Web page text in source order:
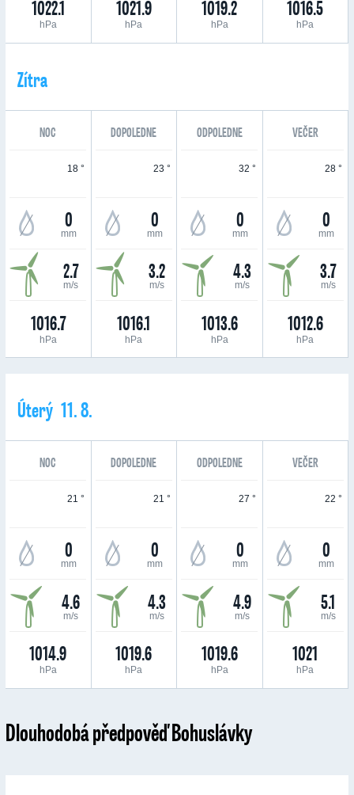
1022.1
hPa
1021.9
hPa
1019.2
hPa
1016.5
hPa
Zítra
NOC DOPOLEDNE ODPOLEDNE VEČER
18 °
0
mm
2.7
m/s
1016.7
hPa
23 °
0
mm
3.2
m/s
1016.1
hPa
32 °
0
mm
4.3
m/s
1013.6
hPa
28 °
0
mm
3.7
m/s
1012.6
hPa
Úterý 11. 8.
NOC DOPOLEDNE ODPOLEDNE VEČER
21 °
0
mm
4.6
m/s
1014.9
hPa
21 °
0
mm
4.3
m/s
1019.6
hPa
27 °
0
mm
4.9
m/s
1019.6
hPa
22 °
0
mm
5.1
m/s
1021
hPa
Dlouhodobá předpověď Bohuslávky